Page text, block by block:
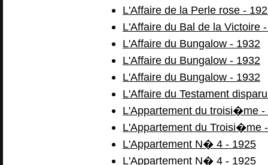
L'Affaire de la Perle rose -
L'Affaire du Bal de la Victoire
L'Affaire du Bungalow - 1932
L'Affaire du Bungalow - 1932
L'Affaire du Bungalow - 1932
L'Affaire du Testament
L'Appartement du troisi�me -
L'Appartement du Troisi�me
L'Appartement N� 4 - 1925
L'Appartement N� 4 - 1925